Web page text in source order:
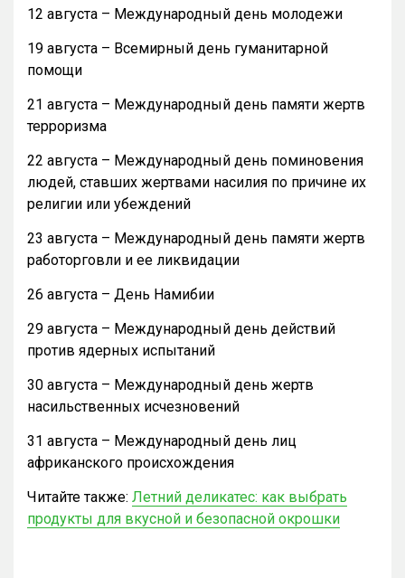
12 августа – Международный день молодежи
19 августа – Всемирный день гуманитарной
помощи
21 августа – Международный день памяти жертв
терроризма
22 августа – Международный день поминовения
людей, ставших жертвами насилия по причине их
религии или убеждений
23 августа – Международный день памяти жертв
работорговли и ее ликвидации
26 августа – День Намибии
29 августа – Международный день действий
против ядерных испытаний
30 августа – Международный день жертв
насильственных исчезновений
31 августа – Международный день лиц
африканского происхождения
Читайте также: Летний деликатес: как выбрать
продукты для вкусной и безопасной окрошки